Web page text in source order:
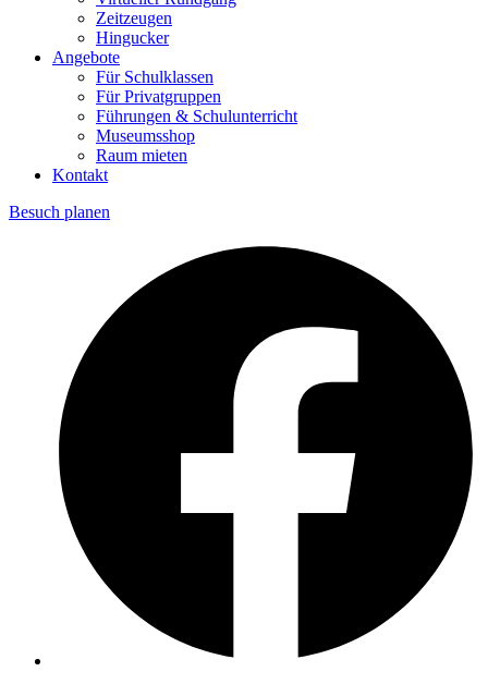
Zeitzeugen
Hingucker
Angebote
Für Schulklassen
Für Privatgruppen
Führungen & Schulunterricht
Museumsshop
Raum mieten
Kontakt
Besuch planen